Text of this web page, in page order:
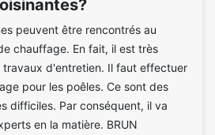
peuvent être rencontrés au
chauffage. En fait, il est très
d'entretien. Il faut effectuer
pour les poêles. Ce sont des
difficiles. Par conséquent, il va
en la matière. BRUN